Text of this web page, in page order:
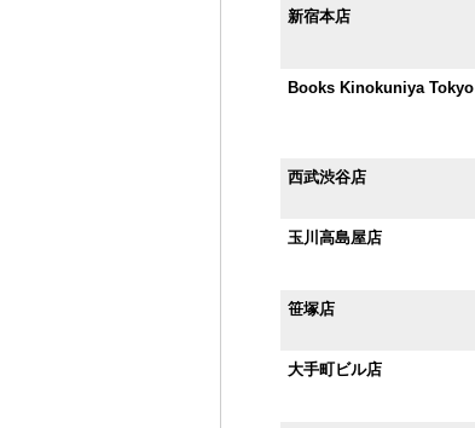
新宿本店
Books Kinokuniya Tokyo
西武渋谷店
玉川高島屋店
笹塚店
大手町ビル店